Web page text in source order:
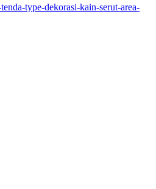
type-dekorasi-kain-serut-area-